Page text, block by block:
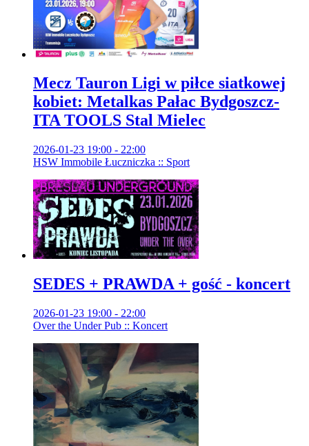
Mecz Tauron Ligi w piłce siatkowej
kobiet: Metalkas Pałac Bydgoszcz-
ITA TOOLS Stal Mielec
2026-01-23 19:00 - 22:00
HSW Immobile Łuczniczka :: Sport
SEDES + PRAWDA + gość - koncert
2026-01-23 19:00 - 22:00
Over the Under Pub :: Koncert